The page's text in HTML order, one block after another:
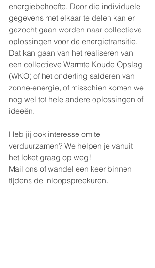
energiebehoefte. Door die individuele
gegevens met elkaar te delen kan er
gezocht gaan worden naar collectieve
oplossingen voor de energietransitie.
Dat kan gaan van het realiseren van
een collectieve Warmte Koude Opslag
(WKO) of het onderling salderen van
zonne-energie, of misschien komen we
nog wel tot hele andere oplossingen of
ideeën.
Heb jij ook interesse om te
verduurzamen? We helpen je vanuit
het loket graag op weg!
Mail ons of wandel een keer binnen
tijdens de inloopspreekuren.